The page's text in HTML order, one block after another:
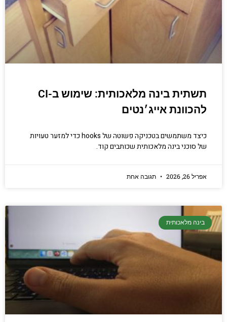
תשתית בינה מלאכותית: שימוש ב-CI
להכוונת אייג׳נטים
כיצד משתמשים בטכניקה פשוטה של hooks כדי למזער טעויות
של סוכני בינה מלאכותית שכותבים קוד.
אפריל 26, 2026 תגובה אחת
בינה מלאכותית